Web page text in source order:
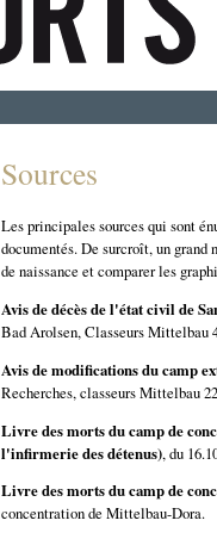
Sources
Les principales sources qui sont
documentés. De surcroît, un
de naissance et comparer les
Avis de décès de l'état civil de
Bad Arolsen, Classeurs Mittelbau
Avis de modifications du camp
Recherches, classeurs Mittelbau
Livre des morts du camp de
l'infirmerie des détenus), du
Livre des morts du camp de
concentration de Mittelbau-Dora.